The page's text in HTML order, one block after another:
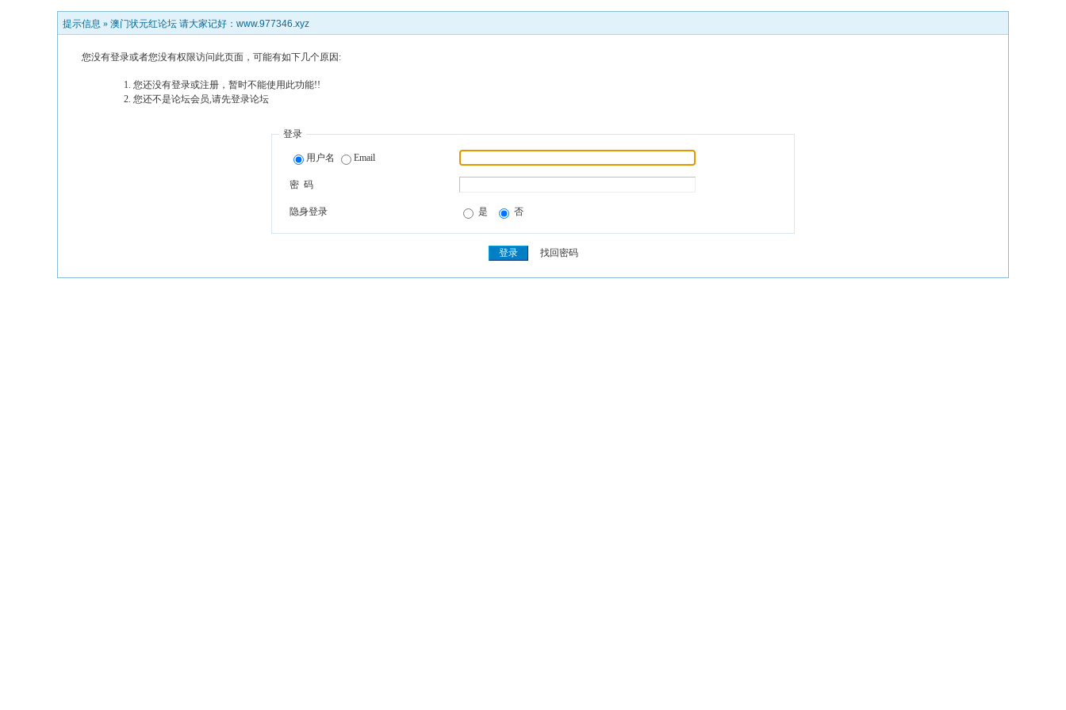
提示信息 » 澳门状元红论坛 请大家记好：www.977346.xyz
您没有登录或者您没有权限访问此页面，可能有如下几个原因:
您还没有登录或注册，暂时不能使用此功能!!
您还不是论坛会员,请先登录论坛
登录
用户名 Email
密 码
隐身登录 是 否
找回密码